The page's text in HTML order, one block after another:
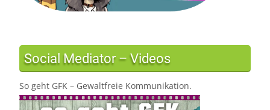
Social Mediator – Videos
So geht GFK – Gewaltfreie Kommunikation.